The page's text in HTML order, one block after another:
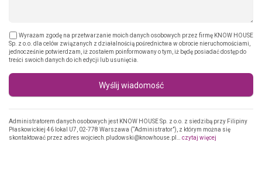
Wyrażam zgodę na przetwarzanie moich danych osobowych przez firmę KNOW HOUSE
Sp. z o.o. dla celów związanych z działalnością pośrednictwa w obrocie nieruchomościami,
jednocześnie potwierdzam, iż zostałem poinformowany o tym, iż będę posiadać dostęp do
treści swoich danych do ich edycji lub usunięcia.
Wyślij wiadomość
Administratorem danych osobowych jest KNOW HOUSE Sp. z o.o. z siedzibą przy Filipiny
Płaskowickiej 46 lokal U7, 02-778 Warszawa (“Administrator”), z którym można się
skontaktować przez adres wojciech.pludowski@knowhouse.pl… czytaj więcej